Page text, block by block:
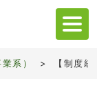
系） 【制度